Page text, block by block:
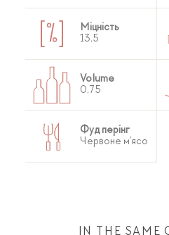
Міцність
13,5
Volume
0,75
Фуд перінг
Червоне м'ясо
IN THE SAME